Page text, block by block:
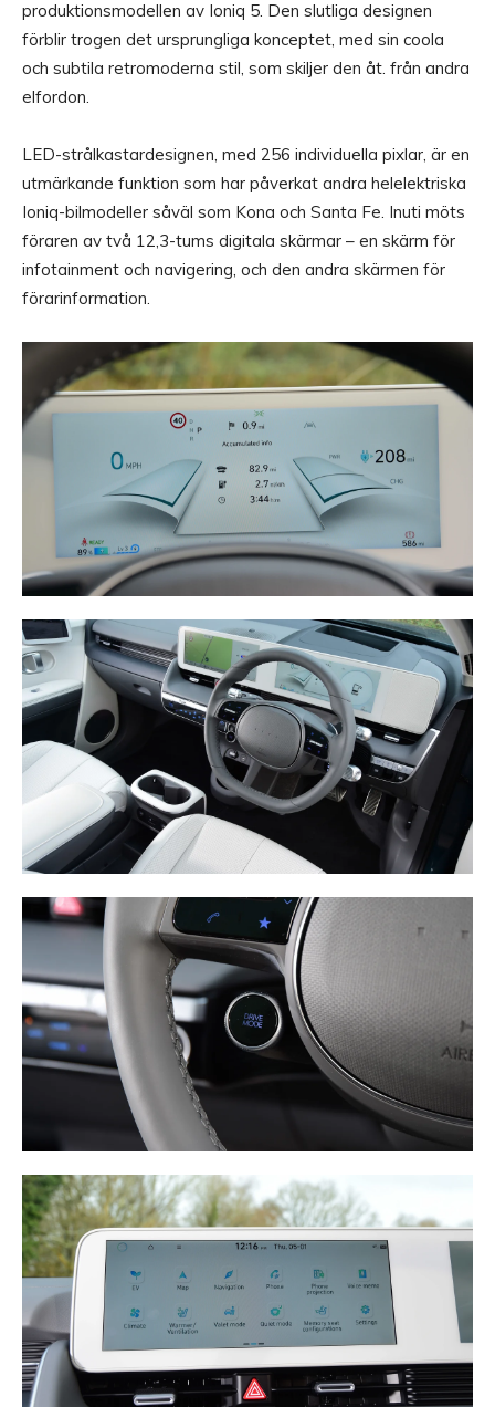
produktionsmodellen av Ioniq 5. Den slutliga designen
förblir trogen det ursprungliga konceptet, med sin coola
och subtila retromoderna stil, som skiljer den åt. från andra
elfordon.
LED-strålkastardesignen, med 256 individuella pixlar, är en
utmärkande funktion som har påverkat andra helelektriska
Ioniq-bilmodeller såväl som Kona och Santa Fe. Inuti möts
föraren av två 12,3-tums digitala skärmar – en skärm för
infotainment och navigering, och den andra skärmen för
förarinformation.